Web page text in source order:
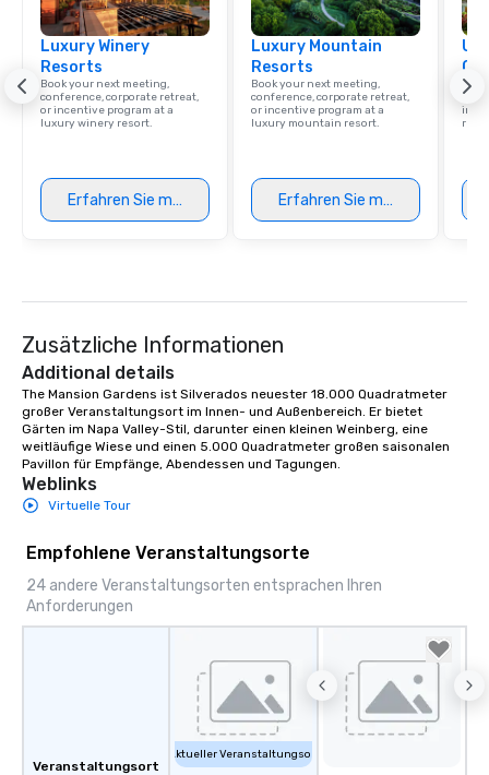
Luxury Winery
Resorts
Book your next meeting,
conference, corporate retreat,
or incentive program at a
luxury winery resort.
Erfahren Sie mehr
Luxury Mountain
Resorts
Book your next meeting,
conference, corporate retreat,
or incentive program at a
luxury mountain resort.
Erfahren Sie mehr
Find
Zusätzliche Informationen
Additional details
The Mansion Gardens ist Silverados neuester 18.000 Quadratmeter
großer Veranstaltungsort im Innen- und Außenbereich. Er bietet
Gärten im Napa Valley-Stil, darunter einen kleinen Weinberg, eine
weitläufige Wiese und einen 5.000 Quadratmeter großen saisonalen
Pavillon für Empfänge, Abendessen und Tagungen.
Weblinks
Virtuelle Tour
Empfohlene Veranstaltungsorte
24 andere Veranstaltungsorten entsprachen Ihren
Anforderungen
Veranstaltungsort
Aktueller Veranstaltungsort